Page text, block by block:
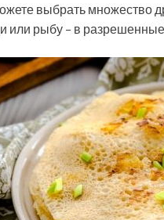
выбрать множество
или рыбу – в